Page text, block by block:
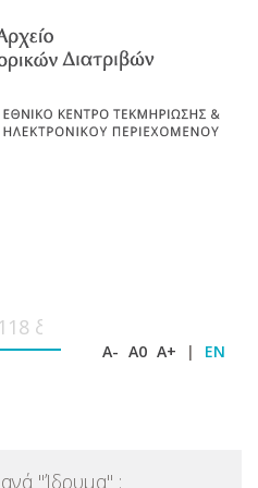
A- A0 A+ | EN
"Ίδρυμα" :